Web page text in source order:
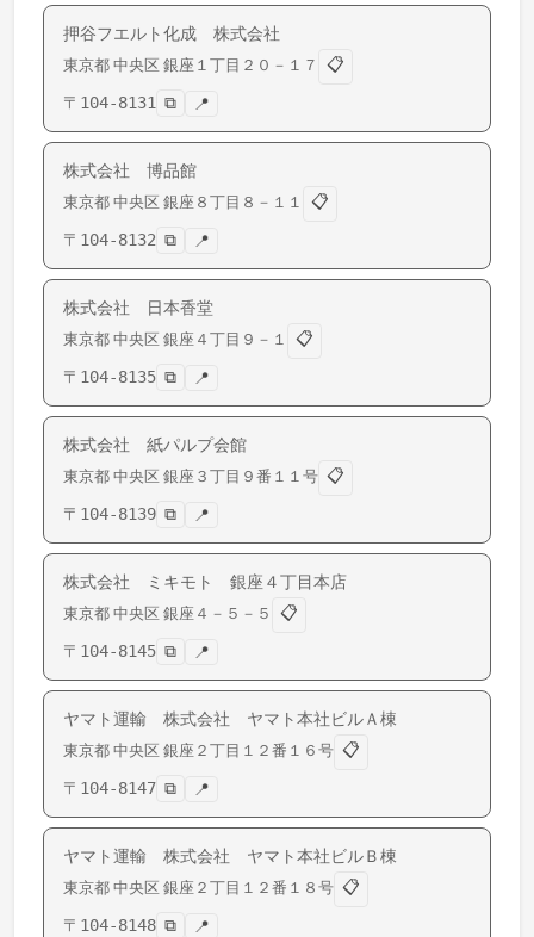
押谷フエルト化成 株式会社
東京都 中央区 銀座 １丁目２０－１７
📋
〒 104-8131 ⧉ 📍
株式会社 博品館
東京都 中央区 銀座 ８丁目８－１１
📋
〒 104-8132 ⧉ 📍
株式会社 日本香堂
東京都 中央区 銀座 ４丁目９－１
📋
〒 104-8135 ⧉ 📍
株式会社 紙パルプ会館
東京都 中央区 銀座 ３丁目９番１１号 📋
〒 104-8139 ⧉ 📍
株式会社 ミキモト 銀座４丁目本店
東京都 中央区 銀座 ４－５－５
📋
〒 104-8145 ⧉ 📍
ヤマト運輸 株式会社 ヤマト本社ビルＡ棟
東京都 中央区 銀座 ２丁目１２番１６号 📋
〒 104-8147 ⧉ 📍
ヤマト運輸 株式会社 ヤマト本社ビルＢ棟
東京都 中央区 銀座 ２丁目１２番１８号 📋
〒 104-8148 ⧉ 📍